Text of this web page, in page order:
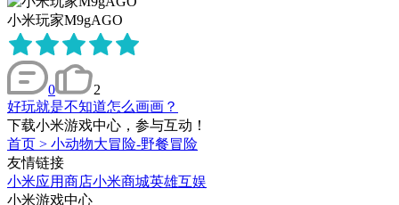
小米玩家M9gAGO
0
2
好玩就是不知道怎么画画？
下载小米游戏中心，参与互动！
首页 > 小动物大冒险-野餐冒险
友情链接
小米应用商店小米商城英雄互娱
小米游戏中心